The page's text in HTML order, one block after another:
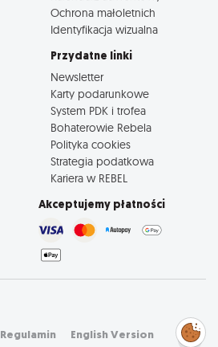
Ochrona małoletnich
Identyfikacja wizualna
Przydatne linki
Newsletter
Karty podarunkowe
System PDK i trofea
Bohaterowie Rebela
Polityka cookies
Strategia podatkowa
Kariera w REBEL
Akceptujemy płatności
Regulamin English Version
Zarządzaj
preferencjami
cookies